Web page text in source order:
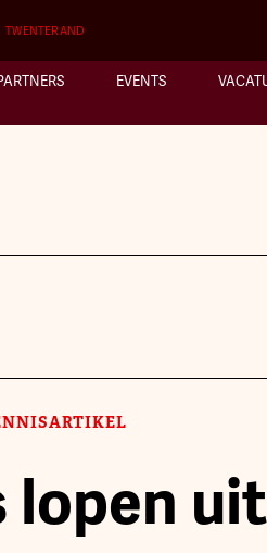
TWENTERAND
EVENTS